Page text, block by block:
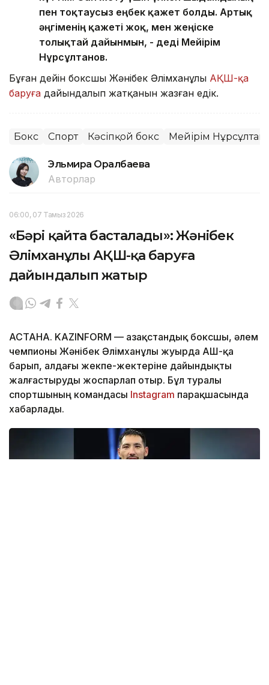
пен тоқтаусыз еңбек қажет болды. Артық
әңгіменің қажеті жоқ, мен жеңіске
толықтай дайынмын, - деді Мейірім
Нұрсұлтанов.
Бұған дейін боксшы Жәнібек Әлімханұлы АҚШ-қа
баруға дайындалып жатқанын жазған едік.
Бокс Спорт Кәсіпқой бокс Мейірім
Эльмира Оралбаева
Авторлар
06:00, 07 Тамыз 2026
«Бәрі қайта басталады»: Жәнібек
Әлімханұлы АҚШ-қа баруға
дайындалып жатыр
АСТАНА. KAZINFORM — Қазақстандық боксшы, әлем
чемпионы Жәнібек Әлімханұлы жуырда АҚШ-қа
барып, алдағы жекпе-жектеріне дайындықты
жалғастыруды жоспарлап отыр. Бұл туралы
спортшының командасы Instagram парақшасында
хабарлады.